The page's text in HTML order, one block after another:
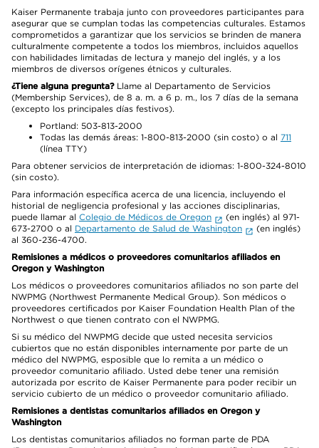
Kaiser Permanente trabaja junto con proveedores participantes para
asegurar que se cumplan todas las competencias culturales. Estamos
comprometidos a garantizar que los servicios se brinden de manera
culturalmente competente a todos los miembros, incluidos aquellos
con habilidades limitadas de lectura y manejo del inglés, y a los
miembros de diversos orígenes étnicos y culturales.
¿Tiene alguna pregunta?Llame al Departamento de Servicios
(Membership Services), de 8 a. m. a 6 p. m., los 7 días de la semana
(excepto los principales días festivos).
Portland: 503-813-2000
Todas las demás áreas: 1-800-813-2000 (sin costo) o al 711
(línea TTY)
Para obtener servicios de interpretación de idiomas: 1-800-324-8010
(sin costo).
Para información específica acerca de una licencia, incluyendo el
historial de negligencia profesional y las acciones disciplinarias,
puede llamar al Colegio de Médicos de Oregon
(en inglés) al 971-
673-2700 o al Departamento de Salud de Washington
(en inglés)
al 360-236-4700.
Remisiones a médicos o proveedores comunitarios afiliados en
Oregon y Washington
Los médicos o proveedores comunitarios afiliados no son parte del
NWPMG (Northwest Permanente Medical Group). Son médicos o
proveedores certificados por Kaiser Foundation Health Plan of the
Northwest o que tienen contrato con el NWPMG.
Si su médico del NWPMG decide que usted necesita servicios
cubiertos que no están disponibles internamente por parte de un
médico del NWPMG, esposible que lo remita a un médico o
proveedor comunitario afiliado. Usted debe tener una remisión
autorizada por escrito de Kaiser Permanente para poder recibir un
servicio cubierto de un médico o proveedor comunitario afiliado.
Remisiones a dentistas comunitarios afiliados en Oregon y
Washington
Los dentistas comunitarios afiliados no forman parte de PDA